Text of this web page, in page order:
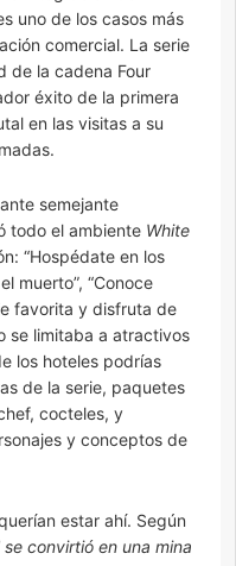
uno de los casos más
comercial. La serie
de la cadena Four
éxito de la primera
en las visitas a su
semejante
todo el ambiente White
“Hospédate en los
muerto”, “Conoce
favorita y disfruta de
se limitaba a atractivos
los hoteles podrías
de la serie, paquetes
cocteles, y
y conceptos de
estar ahí. Según
se convirtió en una mina